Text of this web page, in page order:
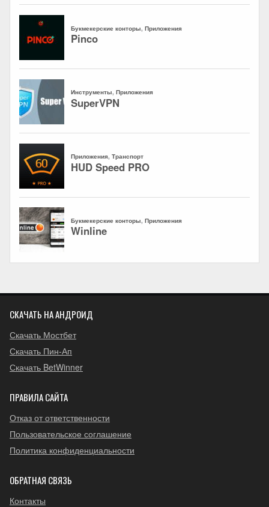
СКАЧАТЬ НА АНДРОИД
Скачать Мостбет
Скачать Пин-Ап
Скачать BetWinner
ПРАВИЛА САЙТА
Отказ от ответственности
Пользовательское соглашение
Политика конфиденциальности
ОБРАТНАЯ СВЯЗЬ
Контакты